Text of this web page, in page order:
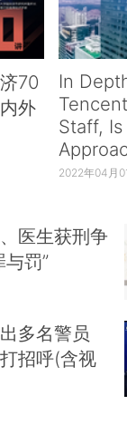
70
外
In
Staff, Is
2022年04月
医生获刑争
罚”
多名警员
招呼(含视